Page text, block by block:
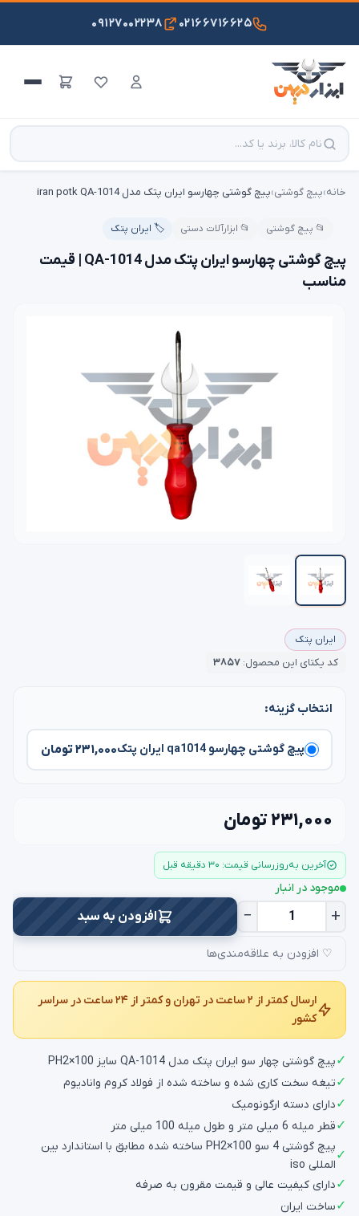
۰۲۱۶۶۷۱۶۶۲۵ ۰۹۱۲۷۰۰۲۲۳۸
خانه›پیچ گوشتی›پیچ گوشتی چهارسو ایران پتک مدل iran potk QA-1014
📂 پیچ گوشتی 📂 ابزارآلات دستی 🏷️ ایران پتک
پیچ گوشتی چهارسو ایران پتک مدل QA-1014 | قیمت
مناسب
ایران پتک
کد یکتای این محصول: ۳۸۵۷
انتخاب گزینه:
پیچ گوشتی چهارسو qa1014 ایران پتک ۲۳۱,۰۰۰ تومان
۲۳۱,۰۰۰ تومان
آخرین به‌روزرسانی قیمت: ۳۰ دقیقه قبل
موجود در انبار
− + افزودن به سبد
♡ افزودن به علاقه‌مندی‌ها
ارسال کمتر از ۲ ساعت در تهران و کمتر از ۲۴ ساعت در سراسر
کشور
✓پیچ گوشتی چهار سو ایران پتک مدل QA-1014 سایز PH2×100
✓تیغه سخت کاری شده و ساخته شده از فولاد کروم وانادیوم
✓دارای دسته ارگونومیک
✓قطر میله 6 میلی متر و طول میله 100 میلی متر
✓
پیچ گوشتی 4 سو PH2×100 ساخته شده مطابق با استاندارد بین
المللی iso
✓دارای کیفیت عالی و قیمت مقرون به صرفه
✓ساخت ایران